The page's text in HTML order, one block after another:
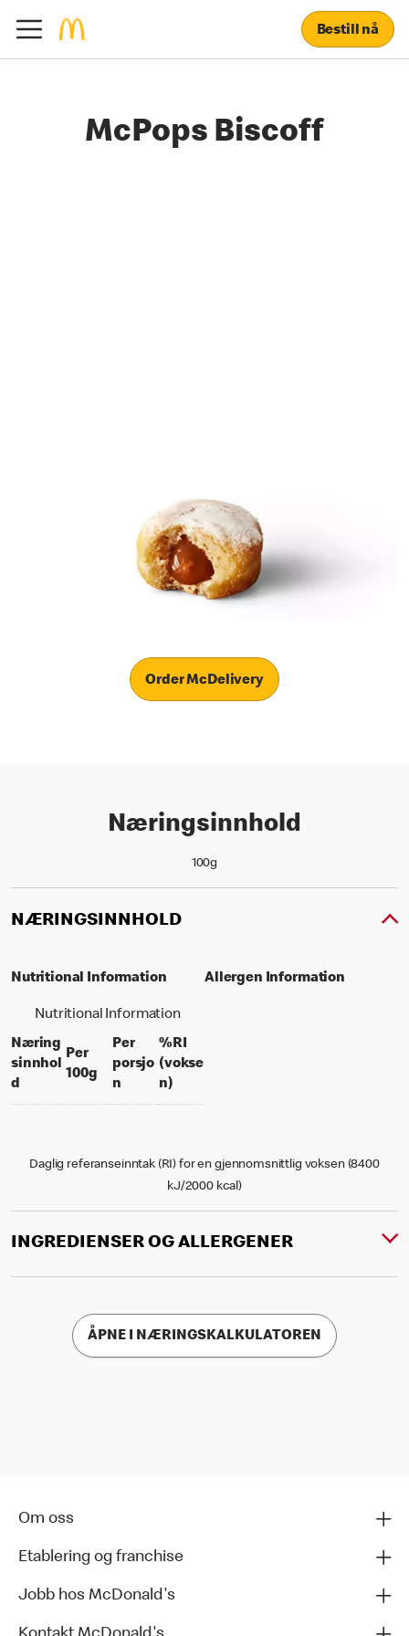
Bestill nå
McPops Biscoff
Order McDelivery
Næringsinnhold
100g
NÆRINGSINNHOLD
Nutritional Information
Nutritional Information
Næring
sinnhol
d
Per
100gper 100 grams
Per
porsjo
nper portion
%RI
(vokse
n)% daily value for an adult
Allergen Information
Daglig referanseinntak (RI) for en gjennomsnittlig voksen (8400
kJ/2000 kcal)
INGREDIENSER OG ALLERGENER
ÅPNE I NÆRINGSKALKULATOREN
Om oss
Etablering og franchise
Jobb hos McDonald's